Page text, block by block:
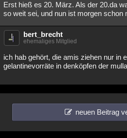
Erst hieß es 20. März. Als der 20.da
so weit sei, und nun ist morgen schon
bert_brecht
ehemaliges Mitglied
ich hab gehört, die amis ziehen nur in
gelantinevorräte in denköpfen der
neuen Beitrag